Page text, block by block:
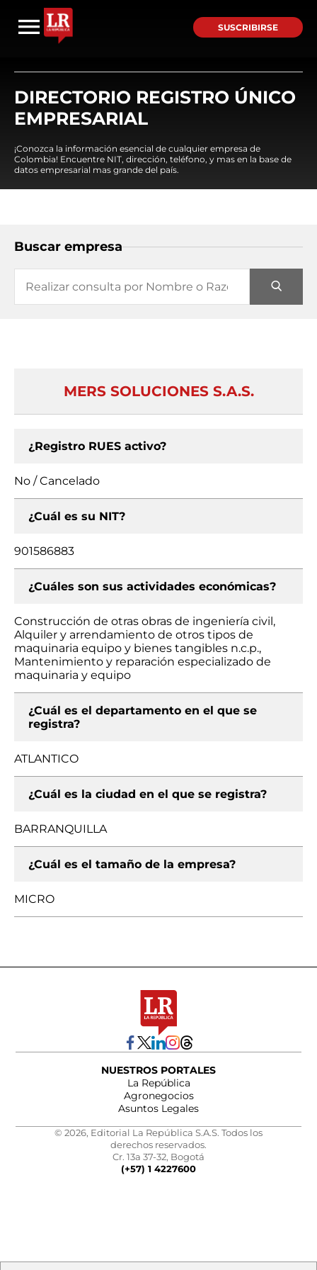
SUSCRIBIRSE
DIRECTORIO REGISTRO ÚNICO
EMPRESARIAL
¡Conozca la información esencial de cualquier empresa de
Colombia! Encuentre NIT, dirección, teléfono, y mas en la base de
datos empresarial mas grande del país.
Buscar empresa
MERS SOLUCIONES S.A.S.
¿Registro RUES activo?
No / Cancelado
¿Cuál es su NIT?
901586883
¿Cuáles son sus actividades económicas?
Construcción de otras obras de ingeniería civil,
Alquiler y arrendamiento de otros tipos de
maquinaria equipo y bienes tangibles n.c.p.,
Mantenimiento y reparación especializado de
maquinaria y equipo
¿Cuál es el departamento en el que se
registra?
ATLANTICO
¿Cuál es la ciudad en el que se registra?
BARRANQUILLA
¿Cuál es el tamaño de la empresa?
MICRO
NUESTROS PORTALES
La República
Agronegocios
Asuntos Legales
© 2026, Editorial La República S.A.S. Todos los
derechos reservados.
Cr. 13a 37-32, Bogotá
(+57) 1 4227600